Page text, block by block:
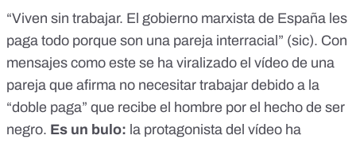
“Viven sin trabajar. El gobierno marxista de España les
paga todo porque son una pareja interracial” (sic). Con
mensajes como este se ha viralizado el vídeo de una
pareja que afirma no necesitar trabajar debido a la
“doble paga” que recibe el hombre por el hecho de ser
negro. Es un bulo: la protagonista del vídeo ha